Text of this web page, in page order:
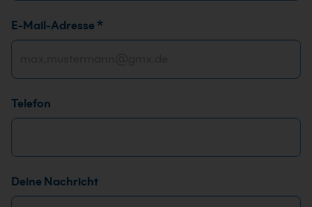
*
N
c
r
i
h
t
E-Mail-Adresse *
Telefon
Deine Nachricht